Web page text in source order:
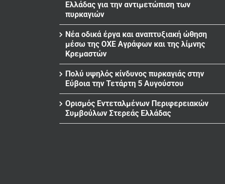
Ελλάδας για την αντιμετώπιση των
πυρκαγιών
Νέα οδικά έργα και αναπτυξιακή ώθηση
μέσω της ΟΧΕ Αγράφων και της λίμνης
Κρεμαστών
Πολύ υψηλός κίνδυνος πυρκαγιάς στην
Εύβοια την Τετάρτη 5 Αυγούστου
Ορισμός Εντεταλμένων Περιφερειακών
Συμβούλων Στερεάς Ελλάδας